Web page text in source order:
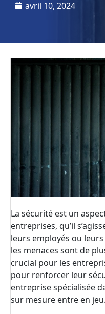
avril 10, 2024
La sécurité est un
entreprises, qu’il
leurs employés ou
les menaces sont de
crucial pour les
pour renforcer leur
entreprise spécialisée
sur mesure entre en jeu.